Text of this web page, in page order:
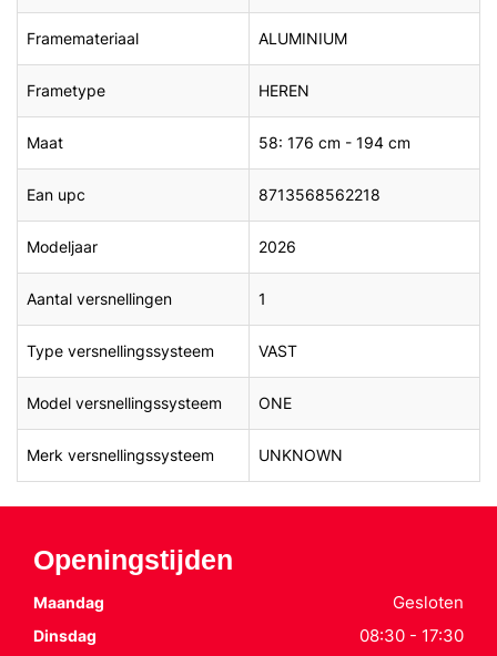
Framemateriaal ALUMINIUM
Frametype HEREN
Maat 58: 176 cm - 194 cm
Ean upc 8713568562218
Modeljaar 2026
Aantal versnellingen 1
Type versnellingssysteem VAST
Model versnellingssysteem ONE
Merk versnellingssysteem UNKNOWN
Openingstijden
Maandag Gesloten
Dinsdag 08:30 - 17:30